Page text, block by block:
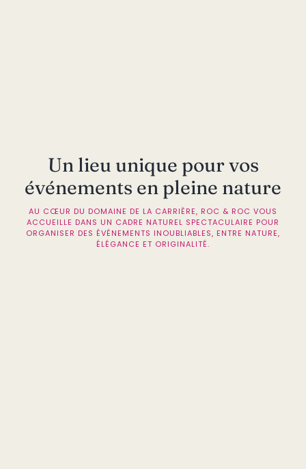
Un lieu unique pour vos
événements en pleine nature
AU CŒUR DU DOMAINE DE LA CARRIÈRE, ROC & ROC VOUS
ACCUEILLE DANS UN CADRE NATUREL SPECTACULAIRE POUR
ORGANISER DES ÉVÉNEMENTS INOUBLIABLES, ENTRE NATURE,
ÉLÉGANCE ET ORIGINALITÉ.